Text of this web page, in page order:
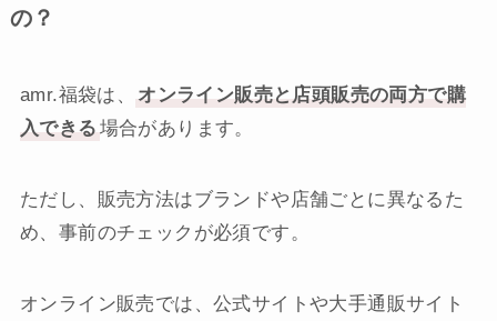
の？
amr.福袋は、
オンライン販売と店頭販売の両方で購
入できる 場合があります。
ただし、販売方法はブランドや店舗ごとに異なるた
め、事前のチェックが必須です。
オンライン販売では、公式サイトや大手通販サイト